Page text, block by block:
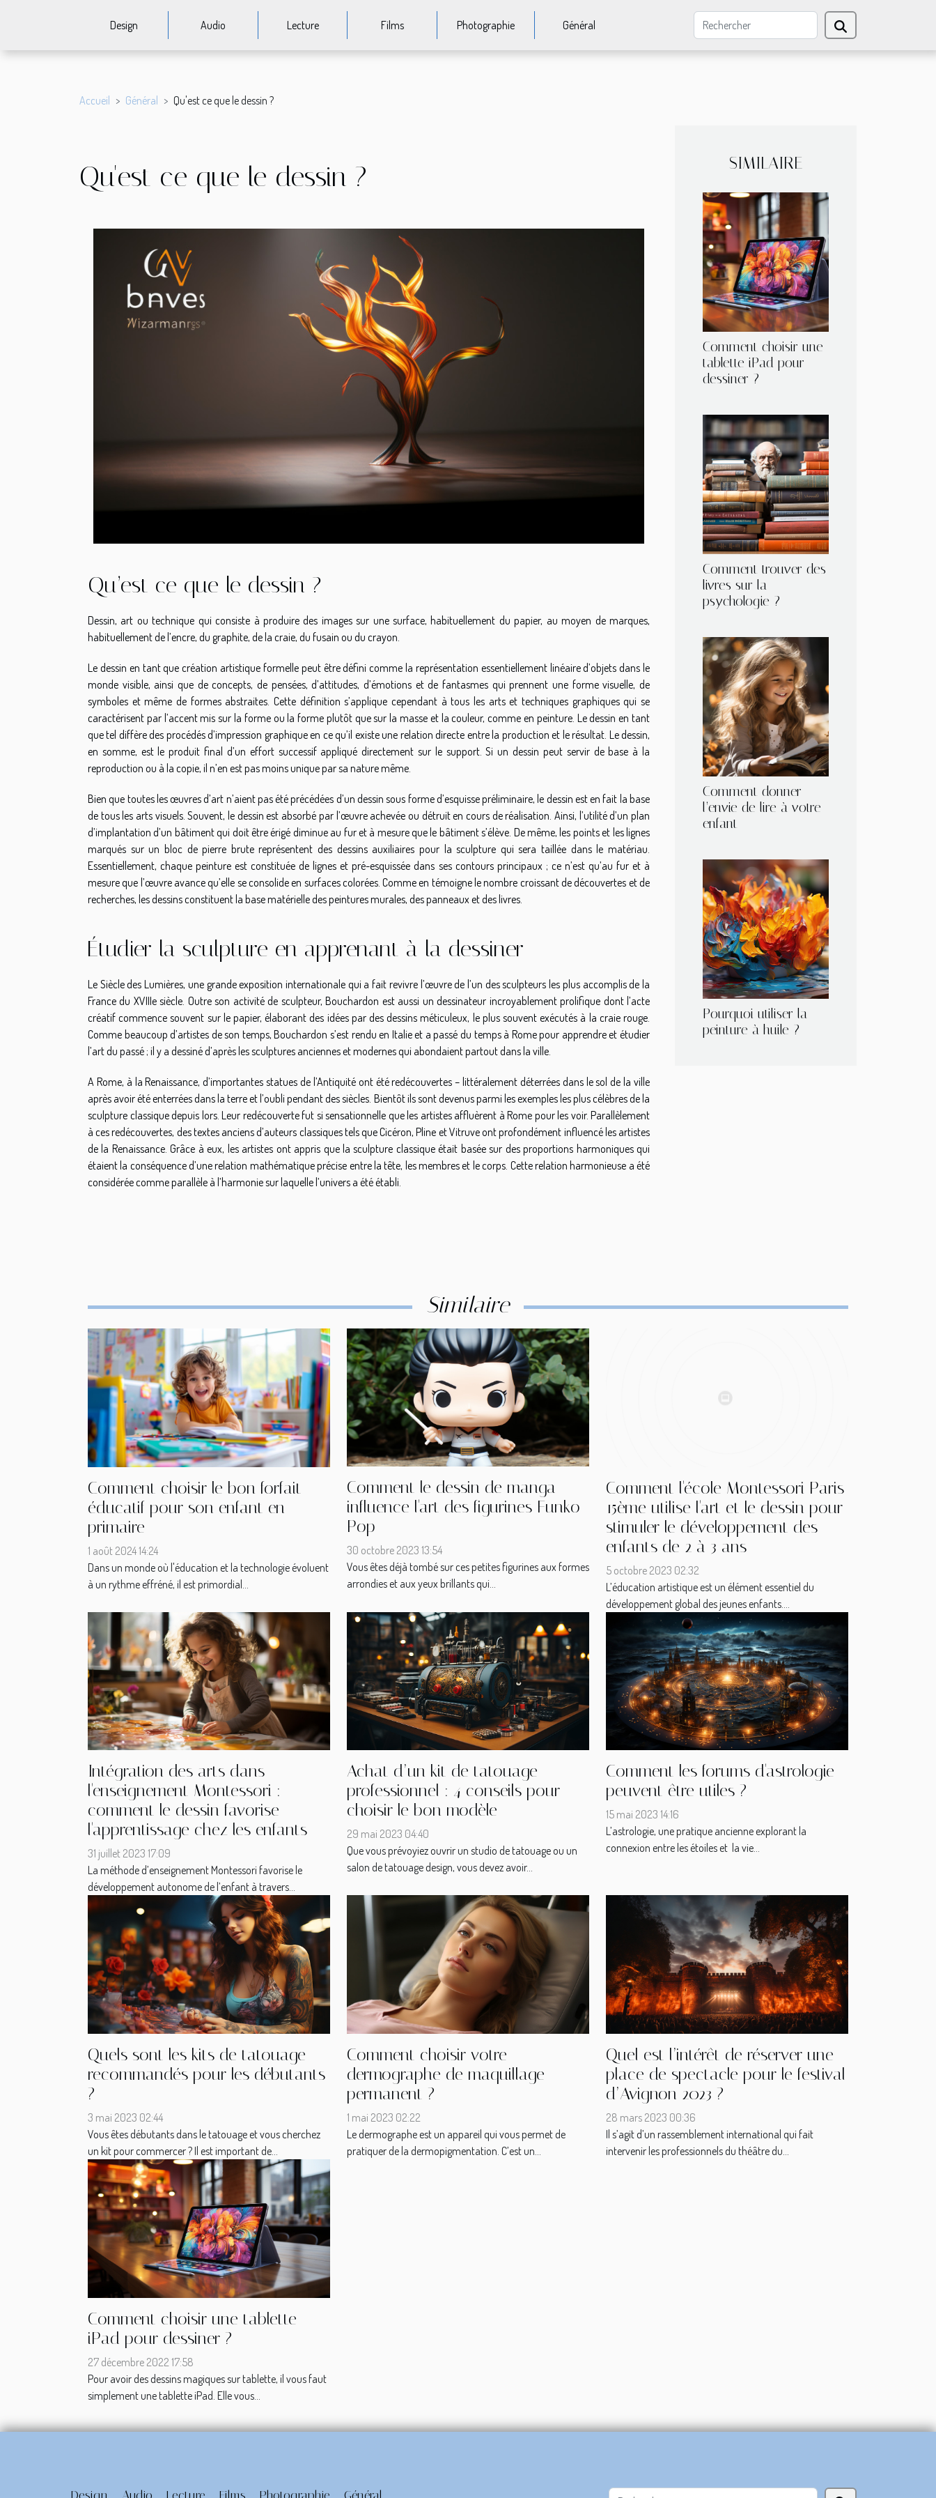
Design Audio Lecture Films Photographie Général
Accueil Général Qu'est ce que le dessin ?
Qu'est ce que le dessin ?
Qu’est ce que le dessin ?
Dessin, art ou technique qui consiste à produire des images sur une surface, habituellement du papier, au moyen de marques,
habituellement de l’encre, du graphite, de la craie, du fusain ou du crayon.
Le dessin en tant que création artistique formelle peut être défini comme la représentation essentiellement linéaire d’objets dans le
monde visible, ainsi que de concepts, de pensées, d’attitudes, d’émotions et de fantasmes qui prennent une forme visuelle, de
symboles et même de formes abstraites. Cette définition s’applique cependant à tous les arts et techniques graphiques qui se
caractérisent par l’accent mis sur la forme ou la forme plutôt que sur la masse et la couleur, comme en peinture. Le dessin en tant
que tel diffère des procédés d’impression graphique en ce qu’il existe une relation directe entre la production et le résultat. Le dessin,
en somme, est le produit final d’un effort successif appliqué directement sur le support. Si un dessin peut servir de base à la
reproduction ou à la copie, il n’en est pas moins unique par sa nature même.
Bien que toutes les œuvres d’art n’aient pas été précédées d’un dessin sous forme d’esquisse préliminaire, le dessin est en fait la base
de tous les arts visuels. Souvent, le dessin est absorbé par l’œuvre achevée ou détruit en cours de réalisation. Ainsi, l’utilité d’un plan
d’implantation d’un bâtiment qui doit être érigé diminue au fur et à mesure que le bâtiment s’élève. De même, les points et les lignes
marqués sur un bloc de pierre brute représentent des dessins auxiliaires pour la sculpture qui sera taillée dans le matériau.
Essentiellement, chaque peinture est constituée de lignes et pré-esquissée dans ses contours principaux ; ce n’est qu’au fur et à
mesure que l’œuvre avance qu’elle se consolide en surfaces colorées. Comme en témoigne le nombre croissant de découvertes et de
recherches, les dessins constituent la base matérielle des peintures murales, des panneaux et des livres.
Étudier la sculpture en apprenant à la dessiner
Le Siècle des Lumières, une grande exposition internationale qui a fait revivre l’œuvre de l’un des sculpteurs les plus accomplis de la
France du XVIIIe siècle. Outre son activité de sculpteur, Bouchardon est aussi un dessinateur incroyablement prolifique dont l’acte
créatif commence souvent sur le papier, élaborant des idées par des dessins méticuleux, le plus souvent exécutés à la craie rouge.
Comme beaucoup d’artistes de son temps, Bouchardon s’est rendu en Italie et a passé du temps à Rome pour apprendre et étudier
l’art du passé ; il y a dessiné d’après les sculptures anciennes et modernes qui abondaient partout dans la ville.
A Rome, à la Renaissance, d’importantes statues de l’Antiquité ont été redécouvertes – littéralement déterrées dans le sol de la ville
après avoir été enterrées dans la terre et l’oubli pendant des siècles. Bientôt ils sont devenus parmi les exemples les plus célèbres de la
sculpture classique depuis lors. Leur redécouverte fut si sensationnelle que les artistes affluèrent à Rome pour les voir. Parallèlement
à ces redécouvertes, des textes anciens d’auteurs classiques tels que Cicéron, Pline et Vitruve ont profondément influencé les artistes
de la Renaissance. Grâce à eux, les artistes ont appris que la sculpture classique était basée sur des proportions harmoniques qui
étaient la conséquence d’une relation mathématique précise entre la tête, les membres et le corps. Cette relation harmonieuse a été
considérée comme parallèle à l’harmonie sur laquelle l’univers a été établi.
SIMILAIRE
Comment choisir une
tablette iPad pour
dessiner ?
Comment trouver des
livres sur la
psychologie ?
Comment donner
l’envie de lire à votre
enfant
Pourquoi utiliser la
peinture à huile ?
Similaire
Comment choisir le bon forfait
éducatif pour son enfant en
primaire
1 août 2024 14:24
Dans un monde où l'éducation et la technologie évoluent
à un rythme effréné, il est primordial...
Comment le dessin de manga
influence l'art des figurines Funko
Pop
30 octobre 2023 13:54
Vous êtes déjà tombé sur ces petites figurines aux formes
arrondies et aux yeux brillants qui...
Comment l'école Montessori Paris
15ème utilise l'art et le dessin pour
stimuler le développement des
enfants de 2 à 3 ans
5 octobre 2023 02:32
L’éducation artistique est un élément essentiel du
développement global des jeunes enfants....
Intégration des arts dans
l'enseignement Montessori :
comment le dessin favorise
l'apprentissage chez les enfants
31 juillet 2023 17:09
La méthode d’enseignement Montessori favorise le
développement autonome de l’enfant à travers...
Achat d’un kit de tatouage
professionnel : 4 conseils pour
choisir le bon modèle
29 mai 2023 04:40
Que vous prévoyiez ouvrir un studio de tatouage ou un
salon de tatouage design, vous devez avoir...
Comment les forums d'astrologie
peuvent être utiles ?
15 mai 2023 14:16
L’astrologie, une pratique ancienne explorant la
connexion entre les étoiles et la vie...
Quels sont les kits de tatouage
recommandés pour les débutants
?
3 mai 2023 02:44
Vous êtes débutants dans le tatouage et vous cherchez
un kit pour commercer ? Il est important de...
Comment choisir votre
dermographe de maquillage
permanent ?
1 mai 2023 02:22
Le dermographe est un appareil qui vous permet de
pratiquer de la dermopigmentation. C’est un...
Quel est l’intérêt de réserver une
place de spectacle pour le festival
d’Avignon 2023 ?
28 mars 2023 00:36
Il s’agit d’un rassemblement international qui fait
intervenir les professionnels du théâtre du...
Comment choisir une tablette
iPad pour dessiner ?
27 décembre 2022 17:58
Pour avoir des dessins magiques sur tablette, il vous faut
simplement une tablette iPad. Elle vous...